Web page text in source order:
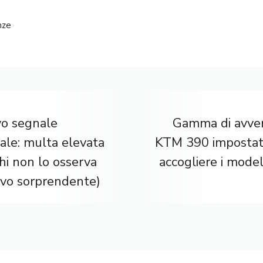
segnale
multa elevata
non lo osserva
sorprendente)
Gamma di
KTM 390
accogliere i